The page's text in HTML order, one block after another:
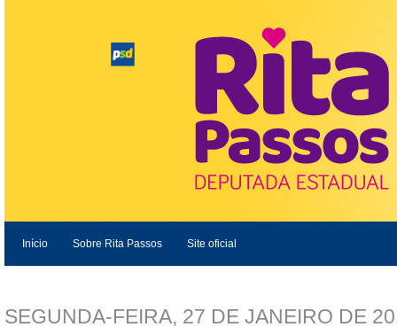
Início Sobre Rita Passos Site oficial
SEGUNDA-FEIRA, 27 DE JANEIRO DE